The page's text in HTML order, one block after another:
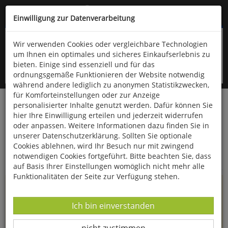
Kompletten Head der Seite überspringen
oder (06766) 9323-960
Startseite Informationen
Uppps...
Sie sind weitergeleitet worden !
haben zu öffnen, gibt es leider nicht mehr in unserem
Einwilligung zur Datenverarbeitung
Wir verwenden Cookies oder vergleichbare Technologien
um Ihnen ein optimales und sicheres Einkaufserlebnis zu
bieten. Einige sind essenziell und für das
ordnungsgemäße Funktionieren der Website notwendig
während andere lediglich zu anonymen Statistikzwecken,
für Komforteinstellungen oder zur Anzeige
personalisierter Inhalte genutzt werden. Dafür können Sie
hier Ihre Einwilligung erteilen und jederzeit widerrufen
oder anpassen. Weitere Informationen dazu finden Sie in
unserer Datenschutzerklärung. Sollten Sie optionale
Cookies ablehnen, wird Ihr Besuch nur mit zwingend
notwendigen Cookies fortgeführt. Bitte beachten Sie, dass
auf Basis Ihrer Einstellungen womöglich nicht mehr alle
Funktionalitäten der Seite zur Verfügung stehen.
Datenverarbeitung -
Ich bin einverstanden